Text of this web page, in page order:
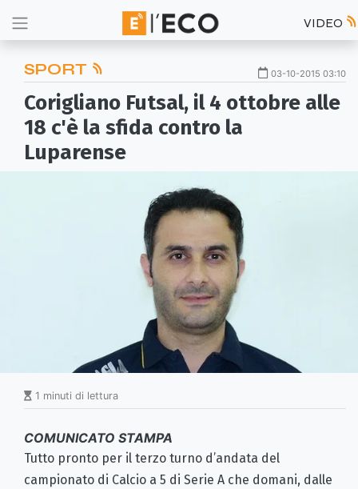
VIDEO
SPORT 03-10-2015 03:10
Corigliano Futsal, il 4 ottobre alle
18 c'è la sfida contro la
Luparense
1 minuti di lettura
COMUNICATO STAMPA
Tutto pronto per il terzo turno d’andata del
campionato di Calcio a 5 di Serie A che domani, dalle